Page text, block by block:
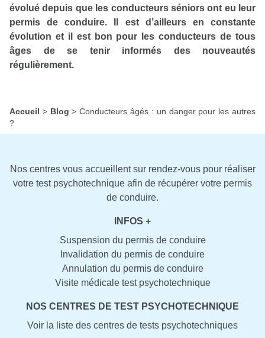
évolué depuis que les conducteurs séniors ont eu leur
permis de conduire. Il est d’ailleurs en constante
évolution et il est bon pour les conducteurs de tous
âges de se tenir informés des nouveautés
régulièrement.
Accueil > Blog >Conducteurs âgés : un danger pour les autres
?
Nos centres vous accueillent sur rendez-vous pour réaliser
votre test psychotechnique afin de récupérer votre permis
de conduire.
INFOS +
Suspension du permis de conduire
Invalidation du permis de conduire
Annulation du permis de conduire
Visite médicale test psychotechnique
NOS CENTRES DE TEST PSYCHOTECHNIQUE
Voir la liste des centres de tests psychotechniques